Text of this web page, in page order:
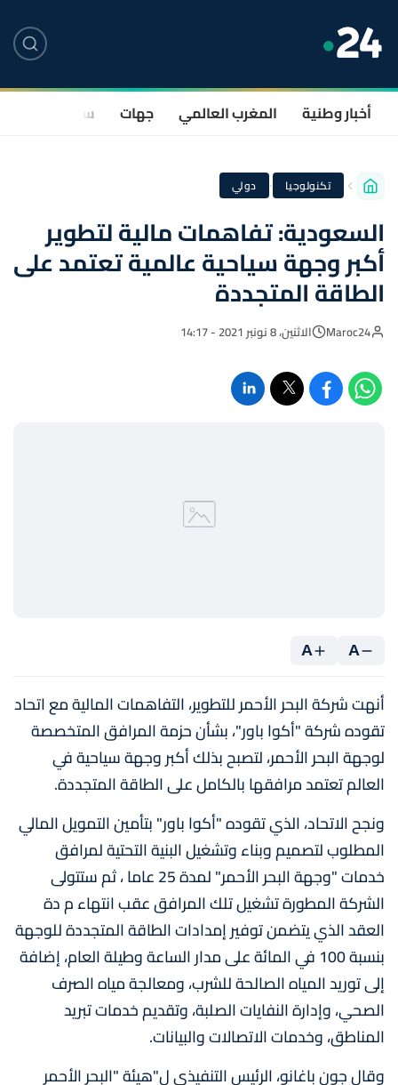
أخبار وطنية المغرب العالمي جهات سياسة
تكنولوجيا · دولي
السعودية: تفاهمات مالية لتطوير
أكبر وجهة سياحية عالمية تعتمد على
الطاقة المتجددة
Maroc24 الاثنين، 8 نونبر 2021 - 14:17
A
A
أنهت شركة البحر الأحمر للتطوير، التفاهمات المالية مع اتحاد
تقوده شركة "أكوا باور"، بشأن حزمة المرافق المتخصصة
لوجهة البحر الأحمر، لتصبح بذلك أكبر وجهة سياحية في
العالم تعتمد مرافقها بالكامل على الطاقة المتجددة.
ونجح الاتحاد، الذي تقوده "أكوا باور" بتأمين التمويل المالي
المطلوب لتصميم وبناء وتشغيل البنية التحتية لمرافق
خدمات "وجهة البحر الأحمر" لمدة 25 عاما ، ثم ستتولى
الشركة المطورة تشغيل تلك المرافق عقب انتهاء م دة
العقد الذي يتضمن توفير إمدادات الطاقة المتجددة للوجهة
بنسبة 100 في المائة على مدار الساعة وطيلة العام، إضافة
إلى توريد المياه الصالحة للشرب، ومعالجة مياه الصرف
الصحي، وإدارة النفايات الصلبة، وتقديم خدمات تبريد
المناطق، وخدمات الاتصالات والبيانات.
وقال جون باغانو، الرئيس التنفيذي ل"هيئة "البحر الأحمر